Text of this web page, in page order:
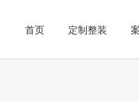
首页 定制整装